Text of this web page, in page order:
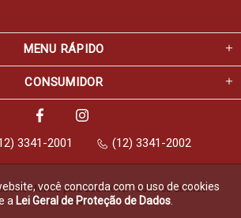
MENU RÁPIDO
CONSUMIDOR
3341-2001 (12) 3341-2002
Móveis para Escritório. Todos os direitos
reservados.
você concorda com o uso de cookies
a Lei Geral de Proteção de Dados